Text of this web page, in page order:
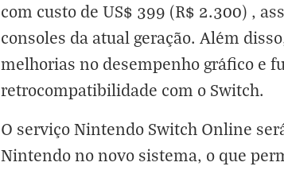
com custo de US$ 399 (R$ 2.300) ,
consoles da atual geração. Além
melhorias no desempenho gráfico e
retrocompatibilidade com o Switch.
O serviço Nintendo Switch Online
Nintendo no novo sistema, o que